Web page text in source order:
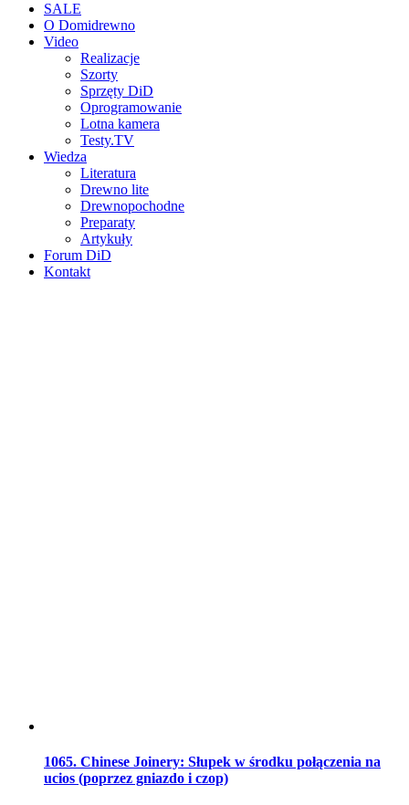
SALE
O Domidrewno
Video
Realizacje
Szorty
Sprzęty DiD
Oprogramowanie
Lotna kamera
Testy.TV
Wiedza
Literatura
Drewno lite
Drewnopochodne
Preparaty
Artykuły
Forum DiD
Kontakt
1065. Chinese Joinery: Słupek w środku połączenia na
ucios (poprzez gniazdo i czop)